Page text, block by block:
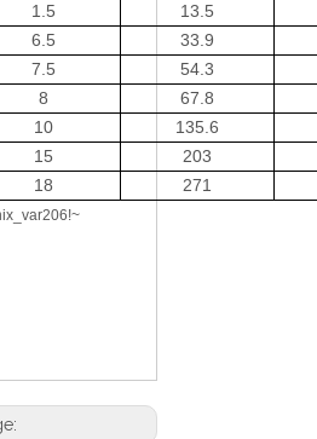
1.5
13.5
6.5
33.9
7.5
54.3
8
67.8
10
135.6
15
203
18 271